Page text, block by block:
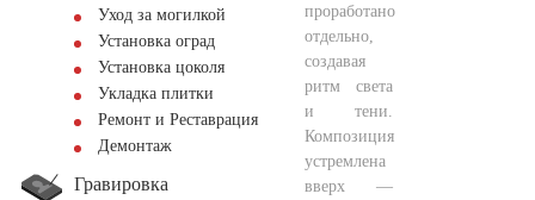
Уход за могилкой
Установка оград
Установка цоколя
Укладка плитки
Ремонт и Реставрация
Демонтаж
Гравировка
проработано
отдельно,
создавая
ритм света
и тени.
Композиция
устремлена
вверх —